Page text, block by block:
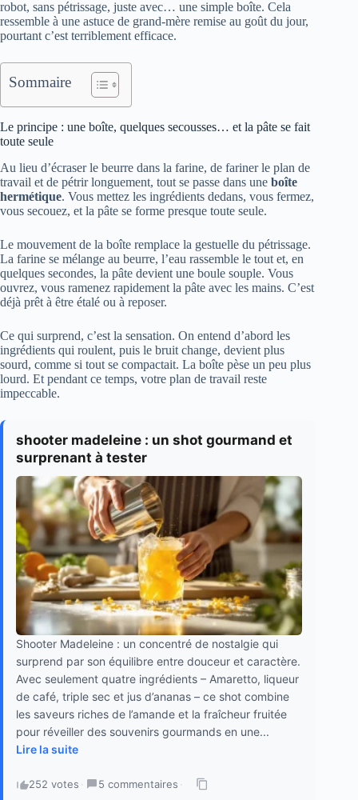
robot, sans pétrissage, juste avec… une simple boîte. Cela
ressemble à une astuce de grand-mère remise au goût du jour,
pourtant c’est terriblement efficace.
Sommaire
Le principe : une boîte, quelques secousses… et la pâte se fait
toute seule
Au lieu d’écraser le beurre dans la farine, de fariner le plan de
travail et de pétrir longuement, tout se passe dans une boîte
hermétique. Vous mettez les ingrédients dedans, vous fermez,
vous secouez, et la pâte se forme presque toute seule.
Le mouvement de la boîte remplace la gestuelle du pétrissage.
La farine se mélange au beurre, l’eau rassemble le tout et, en
quelques secondes, la pâte devient une boule souple. Vous
ouvrez, vous ramenez rapidement la pâte avec les mains. C’est
déjà prêt à être étalé ou à reposer.
Ce qui surprend, c’est la sensation. On entend d’abord les
ingrédients qui roulent, puis le bruit change, devient plus
sourd, comme si tout se compactait. La boîte pèse un peu plus
lourd. Et pendant ce temps, votre plan de travail reste
impeccable.
shooter madeleine : un shot gourmand et
surprenant à tester
Shooter Madeleine : un concentré de nostalgie qui
surprend par son équilibre entre douceur et caractère.
Avec seulement quatre ingrédients – Amaretto, liqueur
de café, triple sec et jus d’ananas – ce shot combine
les saveurs riches de l’amande et la fraîcheur fruitée
pour réveiller des souvenirs gourmands en une...
Lire la suite
252 votes · 5 commentaires ·